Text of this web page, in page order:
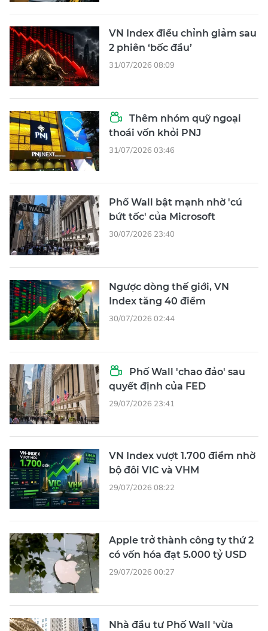
VN Index điều chỉnh giảm sau
2 phiên ‘bốc đầu’
31/07/2026 08:09
Thêm nhóm quỹ ngoại
thoái vốn khỏi PNJ
31/07/2026 03:46
Phố Wall bật mạnh nhờ 'cú
bứt tốc' của Microsoft
30/07/2026 23:40
Ngược dòng thế giới, VN
Index tăng 40 điểm
30/07/2026 02:44
Phố Wall 'chao đảo' sau
quyết định của FED
29/07/2026 23:41
VN Index vượt 1.700 điểm nhờ
bộ đôi VIC và VHM
29/07/2026 08:22
Apple trở thành công ty thứ 2
có vốn hóa đạt 5.000 tỷ USD
29/07/2026 00:27
Nhà đầu tư Phố Wall 'vừa